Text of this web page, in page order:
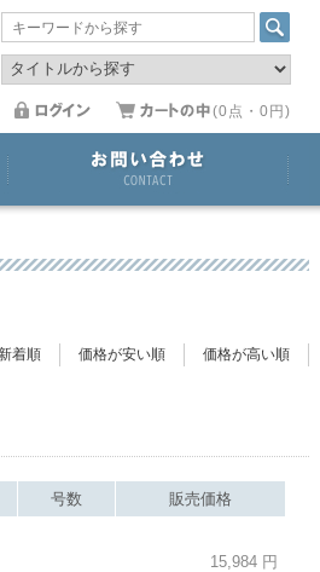
(0点・0円)
着順 価格が安い順 価格が高い順
号数 販売価格
15,984 円